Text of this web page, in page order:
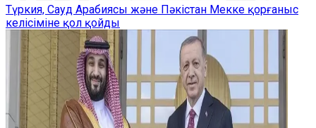
Түркия, Сауд Арабиясы және Пәкістан Мекке қорғаныс
келісіміне қол қойды